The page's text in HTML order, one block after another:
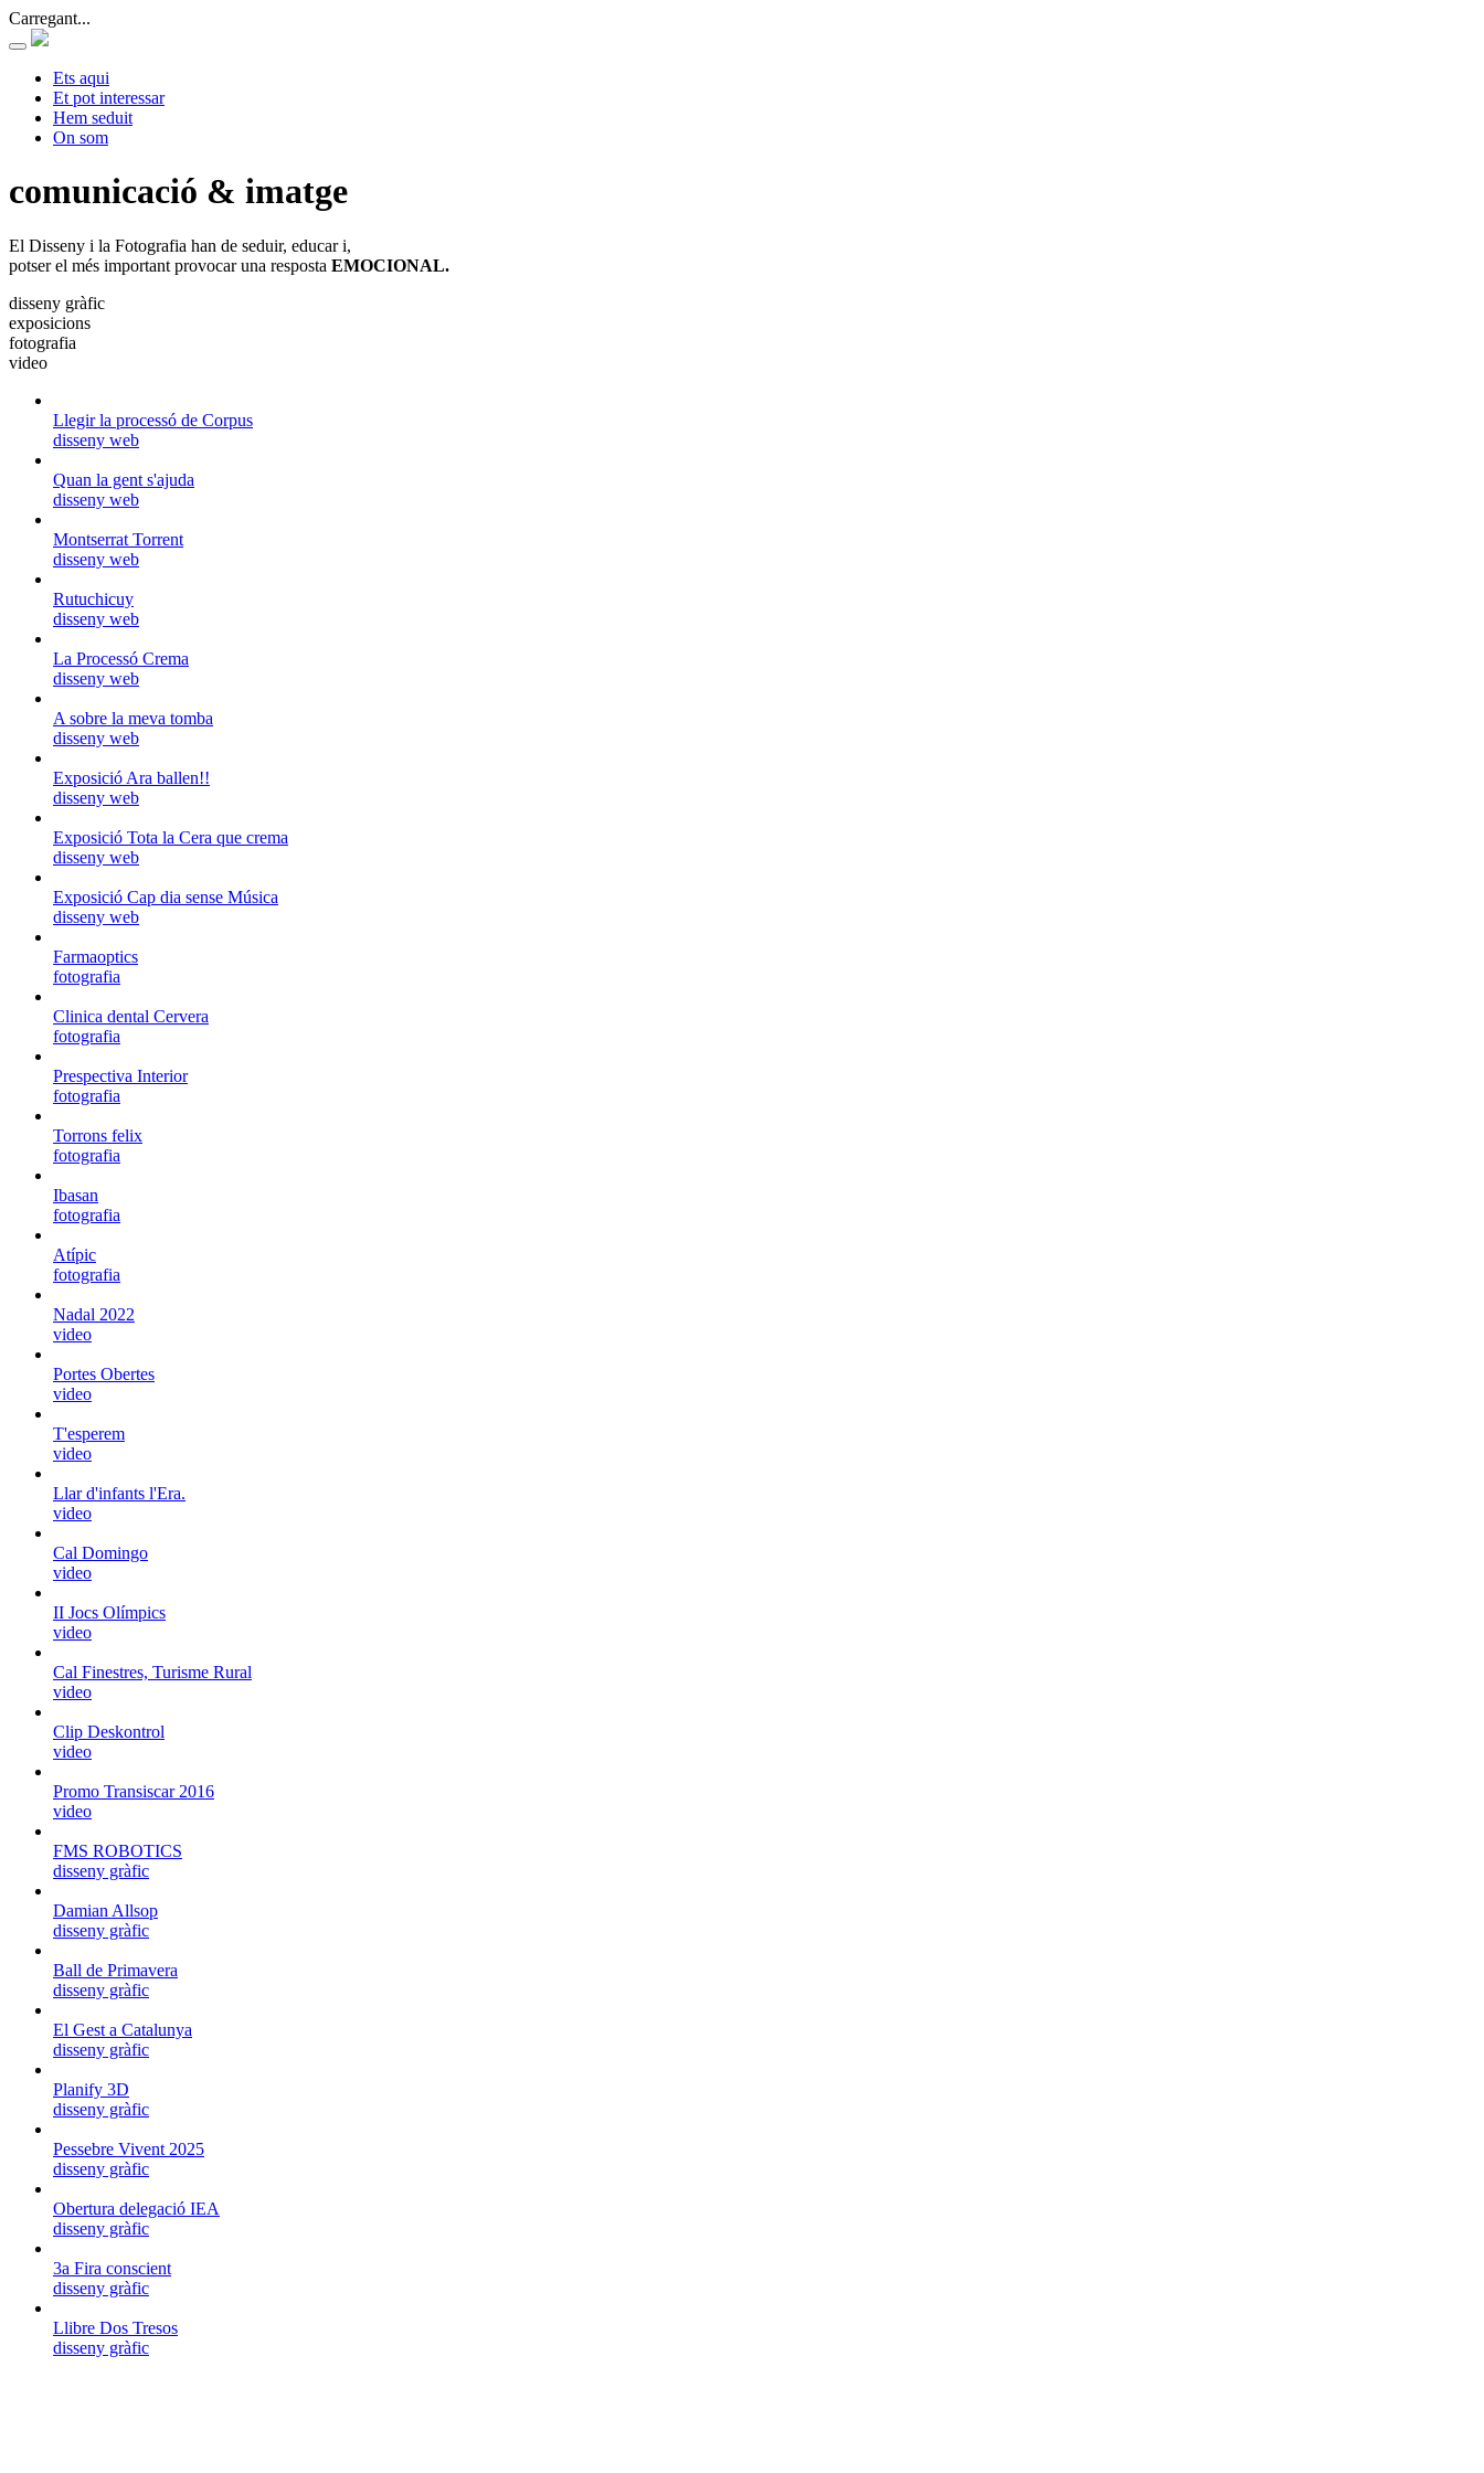
Carregant...
Ets aqui
Et pot interessar
Hem seduit
On som
comunicació & imatge
El Disseny i la Fotografia han de seduir, educar i,
potser el més important provocar una resposta EMOCIONAL.
disseny gràfic
exposicions
fotografia
video
Llegir la processó de Corpus
disseny web
Quan la gent s'ajuda
disseny web
Montserrat Torrent
disseny web
Rutuchicuy
disseny web
La Processó Crema
disseny web
A sobre la meva tomba
disseny web
Exposició Ara ballen!!
disseny web
Exposició Tota la Cera que crema
disseny web
Exposició Cap dia sense Música
disseny web
Farmaoptics
fotografia
Clinica dental Cervera
fotografia
Prespectiva Interior
fotografia
Torrons felix
fotografia
Ibasan
fotografia
Atípic
fotografia
Nadal 2022
video
Portes Obertes
video
T'esperem
video
Llar d'infants l'Era.
video
Cal Domingo
video
II Jocs Olímpics
video
Cal Finestres, Turisme Rural
video
Clip Deskontrol
video
Promo Transiscar 2016
video
FMS ROBOTICS
disseny gràfic
Damian Allsop
disseny gràfic
Ball de Primavera
disseny gràfic
El Gest a Catalunya
disseny gràfic
Planify 3D
disseny gràfic
Pessebre Vivent 2025
disseny gràfic
Obertura delegació IEA
disseny gràfic
3a Fira conscient
disseny gràfic
Llibre Dos Tresos
disseny gràfic